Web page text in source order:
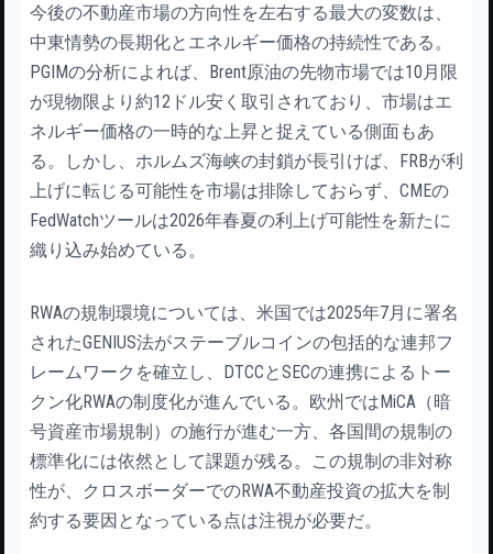
今後の不動産市場の方向性を左右する最大の変数は、
中東情勢の長期化とエネルギー価格の持続性である。
PGIMの分析によれば、Brent原油の先物市場では10月限
が現物限より約12ドル安く取引されており、市場はエ
ネルギー価格の一時的な上昇と捉えている側面もあ
る。しかし、ホルムズ海峡の封鎖が長引けば、FRBが利
上げに転じる可能性を市場は排除しておらず、CMEの
FedWatchツールは2026年春夏の利上げ可能性を新たに
織り込み始めている。
RWAの規制環境については、米国では2025年7月に署名
されたGENIUS法がステーブルコインの包括的な連邦フ
レームワークを確立し、DTCCとSECの連携によるトー
クン化RWAの制度化が進んでいる。欧州ではMiCA（暗
号資産市場規制）の施行が進む一方、各国間の規制の
標準化には依然として課題が残る。この規制の非対称
性が、クロスボーダーでのRWA不動産投資の拡大を制
約する要因となっている点は注視が必要だ。